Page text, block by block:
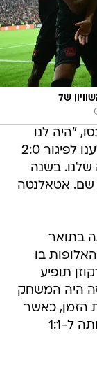
של
"היה לנו
קשה גם במשחק הראשון ברומא. נקלענו לפיגור 2:0
שלנו. בשנה
שם. אטאלנטה
ב-1988 בו זכתה בתואר
בו
מדריד ב-2002, לברקוזן תופיע
היה המשחק
הזמן, כאשר
בגומלין רבע הגמר מול ווסטהאם השוותה ל-1:1